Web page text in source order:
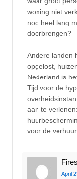
woning niet
nog heel lang
doorbrengen?
Andere landen
opgelost,
Nederland is
Tijd voor de
aan te
voor de
April